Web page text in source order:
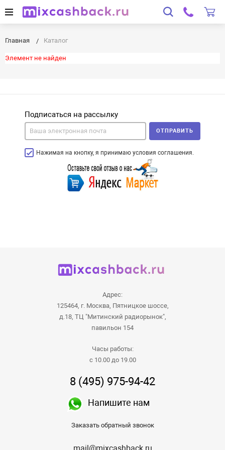
Главная Каталог
Элемент не найден
Подписаться на рассылку
Нажимая на кнопку, я принимаю условия соглашения.
ОТПРАВИТЬ
Адрес:
125464, г. Москва, Пятницкое шоссе,
д.18, ТЦ "Митинский радиорынок",
павильон 154
Часы работы:
с 10.00 до 19.00
8 (495) 975-94-42
Напишите нам
Заказать обратный звонок